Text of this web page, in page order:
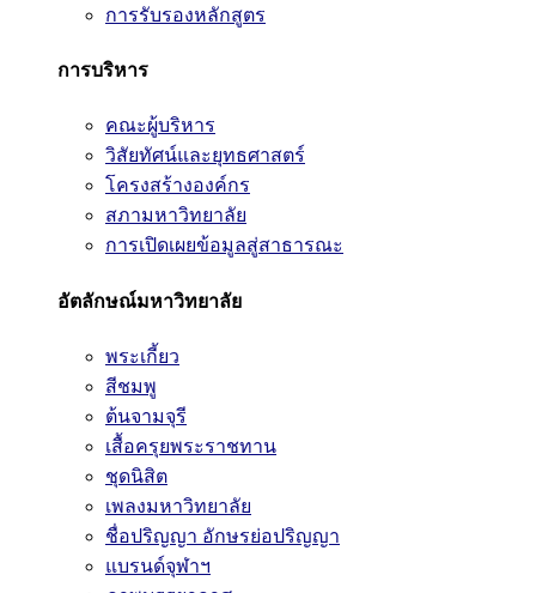
การรับรองหลักสูตร
การบริหาร
คณะผู้บริหาร
วิสัยทัศน์และยุทธศาสตร์
โครงสร้างองค์กร
สภามหาวิทยาลัย
การเปิดเผยข้อมูลสู่สาธารณะ
อัตลักษณ์มหาวิทยาลัย
พระเกี้ยว
สีชมพู
ต้นจามจุรี
เสื้อครุยพระราชทาน
ชุดนิสิต
เพลงมหาวิทยาลัย
ชื่อปริญญา อักษรย่อปริญญา
แบรนด์จุฬาฯ